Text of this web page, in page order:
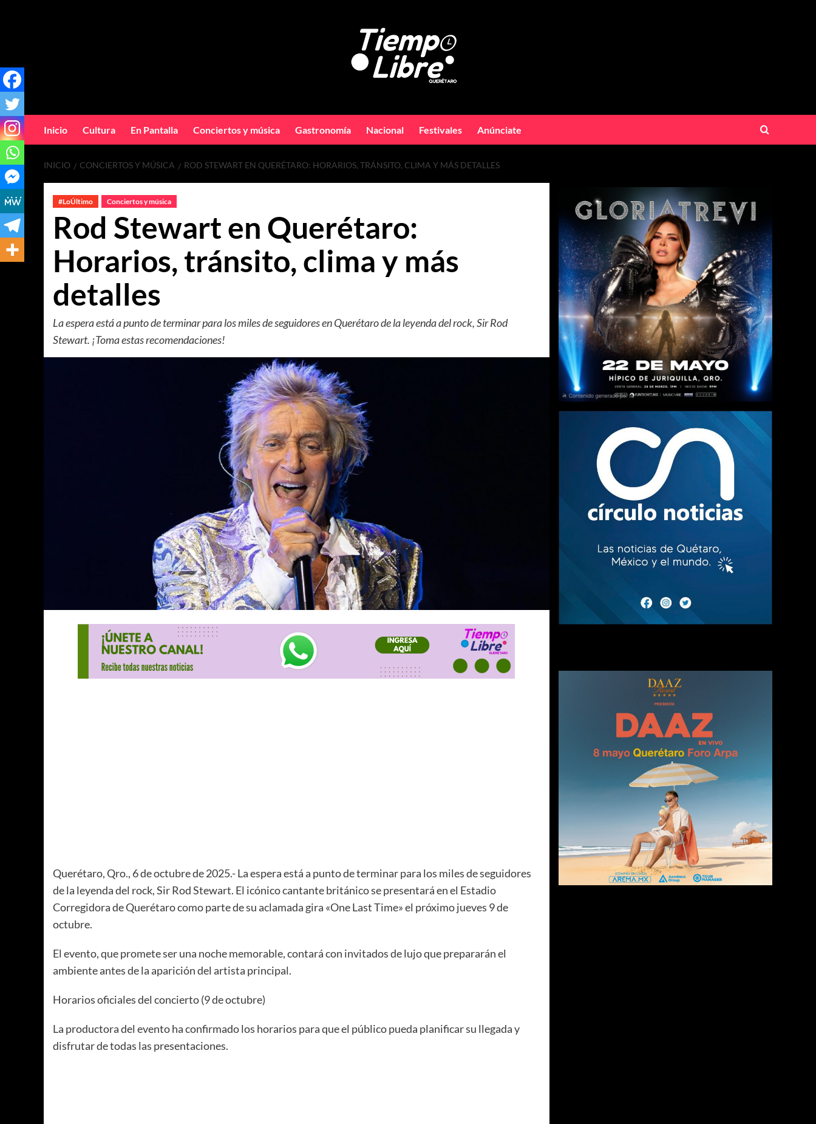
Inicio Cultura En Pantalla Conciertos y música Gastronomía Nacional Festivales Anúnciate
INICIO CONCIERTOS Y MÚSICA ROD STEWART EN QUERÉTARO: HORARIOS, TRÁNSITO, CLIMA Y MÁS DETALLES
#LoÚltimo Conciertos y música
Rod Stewart en Querétaro:
Horarios, tránsito, clima y más
detalles
La espera está a punto de terminar para los miles de seguidores en Querétaro de la leyenda del rock, Sir Rod
Stewart. ¡Toma estas recomendaciones!
Querétaro, Qro., 6 de octubre de 2025.- La espera está a punto de terminar para los miles de seguidores
de la leyenda del rock, Sir Rod Stewart. El icónico cantante británico se presentará en el Estadio
Corregidora de Querétaro como parte de su aclamada gira «One Last Time» el próximo jueves 9 de
octubre.
El evento, que promete ser una noche memorable, contará con invitados de lujo que prepararán el
ambiente antes de la aparición del artista principal.
Horarios oficiales del concierto (9 de octubre)
La productora del evento ha confirmado los horarios para que el público pueda planificar su llegada y
disfrutar de todas las presentaciones.